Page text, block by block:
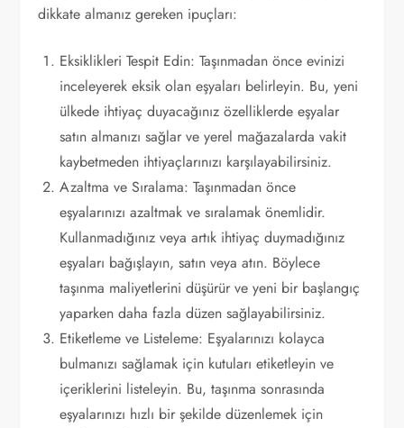
dikkate almanız gereken ipuçları:
Eksiklikleri Tespit Edin: Taşınmadan önce evinizi
inceleyerek eksik olan eşyaları belirleyin. Bu, yeni
ülkede ihtiyaç duyacağınız özelliklerde eşyalar
satın almanızı sağlar ve yerel mağazalarda vakit
kaybetmeden ihtiyaçlarınızı karşılayabilirsiniz.
Azaltma ve Sıralama: Taşınmadan önce
eşyalarınızı azaltmak ve sıralamak önemlidir.
Kullanmadığınız veya artık ihtiyaç duymadığınız
eşyaları bağışlayın, satın veya atın. Böylece
taşınma maliyetlerini düşürür ve yeni bir başlangıç
yaparken daha fazla düzen sağlayabilirsiniz.
Etiketleme ve Listeleme: Eşyalarınızı kolayca
bulmanızı sağlamak için kutuları etiketleyin ve
içeriklerini listeleyin. Bu, taşınma sonrasında
eşyalarınızı hızlı bir şekilde düzenlemek için